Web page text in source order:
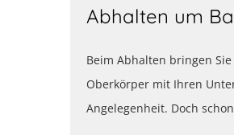
Abhalten um
Beim Abhalten bringen
Oberkörper mit Ihren
Angelegenheit. Doch